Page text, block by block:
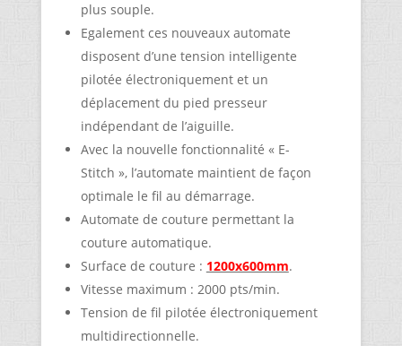
plus souple.
Egalement ces nouveaux automate
disposent d’une tension intelligente
pilotée électroniquement et un
déplacement du pied presseur
indépendant de l’aiguille.
Avec la nouvelle fonctionnalité « E-
Stitch », l’automate maintient de façon
optimale le fil au démarrage.
Automate de couture permettant la
couture automatique.
Surface de couture : 1200x600mm.
Vitesse maximum : 2000 pts/min.
Tension de fil pilotée électroniquement
multidirectionnelle.